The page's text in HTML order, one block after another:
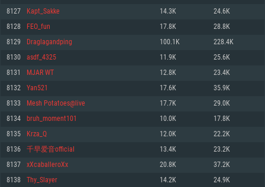
최소사양
운영체제: Windows 10 (64 bit)
프로세서: 2.2 GHz 듀얼코어 이상
메모리: 4GB
그래픽 카드: DirectX 11 이상을 지원하는 AMD Radeon 77XX / NVIDIA
GeForce GT 660. 최소 사양 해상도: 720p
네트워크: 브로드밴드 인터넷
여유 저장 공간: 22.1 GB (최소 클라이언트)
권장 사양
최소사양
운영체제: Mac OS Big Sur 11.0
프로세서: 최소 2.2 GHz의 Core i5 (Intel Xeon 은 지원하지 않습니다)
메모리: 6 GB
그래픽 카드: Metal 을 지원하는 Intel Iris Pro 5200 (Mac), 혹은 이와 비슷한 성
능을 가지는 Mac 버전의 AMD/Nvidia. 최소 해상도: 720p
네트워크: 브로드밴드 인터넷
여유 저장 공간: 22.1 GB (최소 클라이언트)
권장 사양
최소사양
운영체제: 64bit Linux 중 최신 버전
프로세서: 2.4 GHz 듀얼코어
메모리: 4 GB
그래픽 카드: Vulkan 을 지원하고, 최신 그래픽 드라이버를 지원하는 NVIDIA
660 (6개월 미만) 혹은 그와 동급의 성능을 가지며 최신 그래픽 드라이버를 지
원하는 AMD (6개월 미만; 최소사양 지원 해상도 720p)
네트워크: 브로드밴드 인터넷
여유 저장 공간: 22.1 GB (최소 클라이언트)
권장 사양
운영체제: Ubuntu 20.04 64bit
프로세서: Intel Core i7
8127 Kapt_Sakke 14.3K 24.6K
8128 FEO_fun 17.8K 28.8K
8129 Draglagandping 100.1K 228.4K
8130 asdf_4325 11.9K 25.6K
8131 MJAR WT 12.8K 23.4K
8132 Yan521 17.6K 35.9K
8133 Mesh Potatoes@live 17.7K 29.0K
8134 bruh_moment101 10.0K 17.8K
8135 Krza_Q 12.0K 22.2K
8136 千早爱音officiaI 13.4K 23.2K
8137 xXcaballeroXx 20.8K 37.2K
8138 Thy_Slayer 14.2K 24.9K